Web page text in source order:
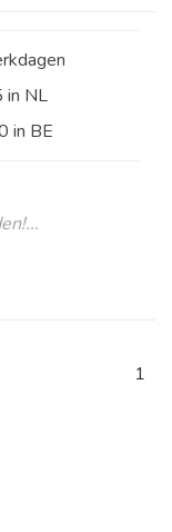
in NL
in BE
1